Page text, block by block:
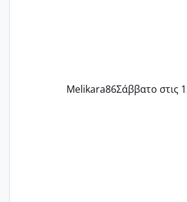
Melikara86Σάββατο στις